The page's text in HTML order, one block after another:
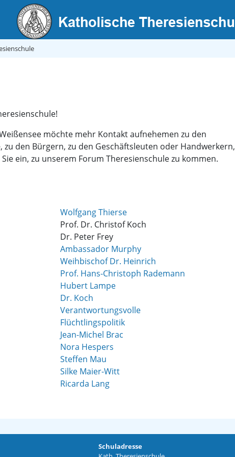
möchte mehr Kontakt aufnehemen zu den
den Bürgern, zu den Geschäftsleuten oder Handwerkern,
ein, zu unserem Forum Theresienschule zu kommen.
Wolfgang Thierse
Prof. Dr. Christof Koch
Dr. Peter Frey
Ambassador Murphy
Weihbischof Dr. Heinrich
Prof. Hans-Christoph Rademann
Hubert Lampe
Dr. Koch
Verantwortungsvolle
Flüchtlingspolitik
Jean-Michel Brac
Nora Hespers
Steffen Mau
Silke Maier-Witt
Ricarda Lang
Schuladresse